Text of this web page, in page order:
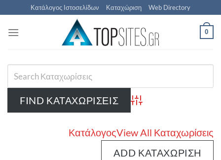
Μετάβαση
στο
περιεχόμενο
Κατάλογος Ιστοσελίδων Καταχώριση Web Directory
0
Advanced Search
ΚατάλογοςView All Καταχωρίσεις
ADD ΚΑΤΑΧΏΡΙΣΗ